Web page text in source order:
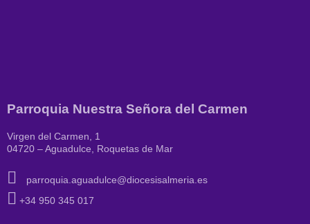
Parroquia Nuestra Señora del Carmen
Virgen del Carmen, 1
04720 – Aguadulce, Roquetas de Mar
parroquia.aguadulce@diocesisalmeria.es
+34 950 345 017